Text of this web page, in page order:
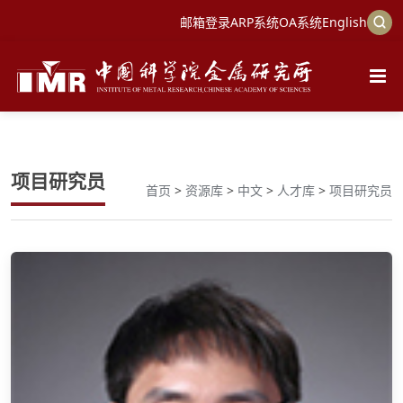
邮箱登录ARP系统OA系统English
项目研究员 首页 > 资源库 > 中文 > 人才库 > 项目研究员